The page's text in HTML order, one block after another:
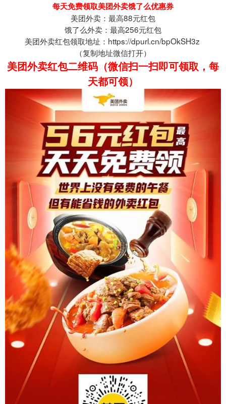
每天免费领取美团外卖饿了么优惠券
美团外卖：最高88元红包
饿了么外卖：最高256元红包
美团外卖红包领取地址：https://dpurl.cn/bpOkSH3z
（复制地址微信打开）
美团外卖红包二维码（微信扫一扫即可领取，每
天都可领）